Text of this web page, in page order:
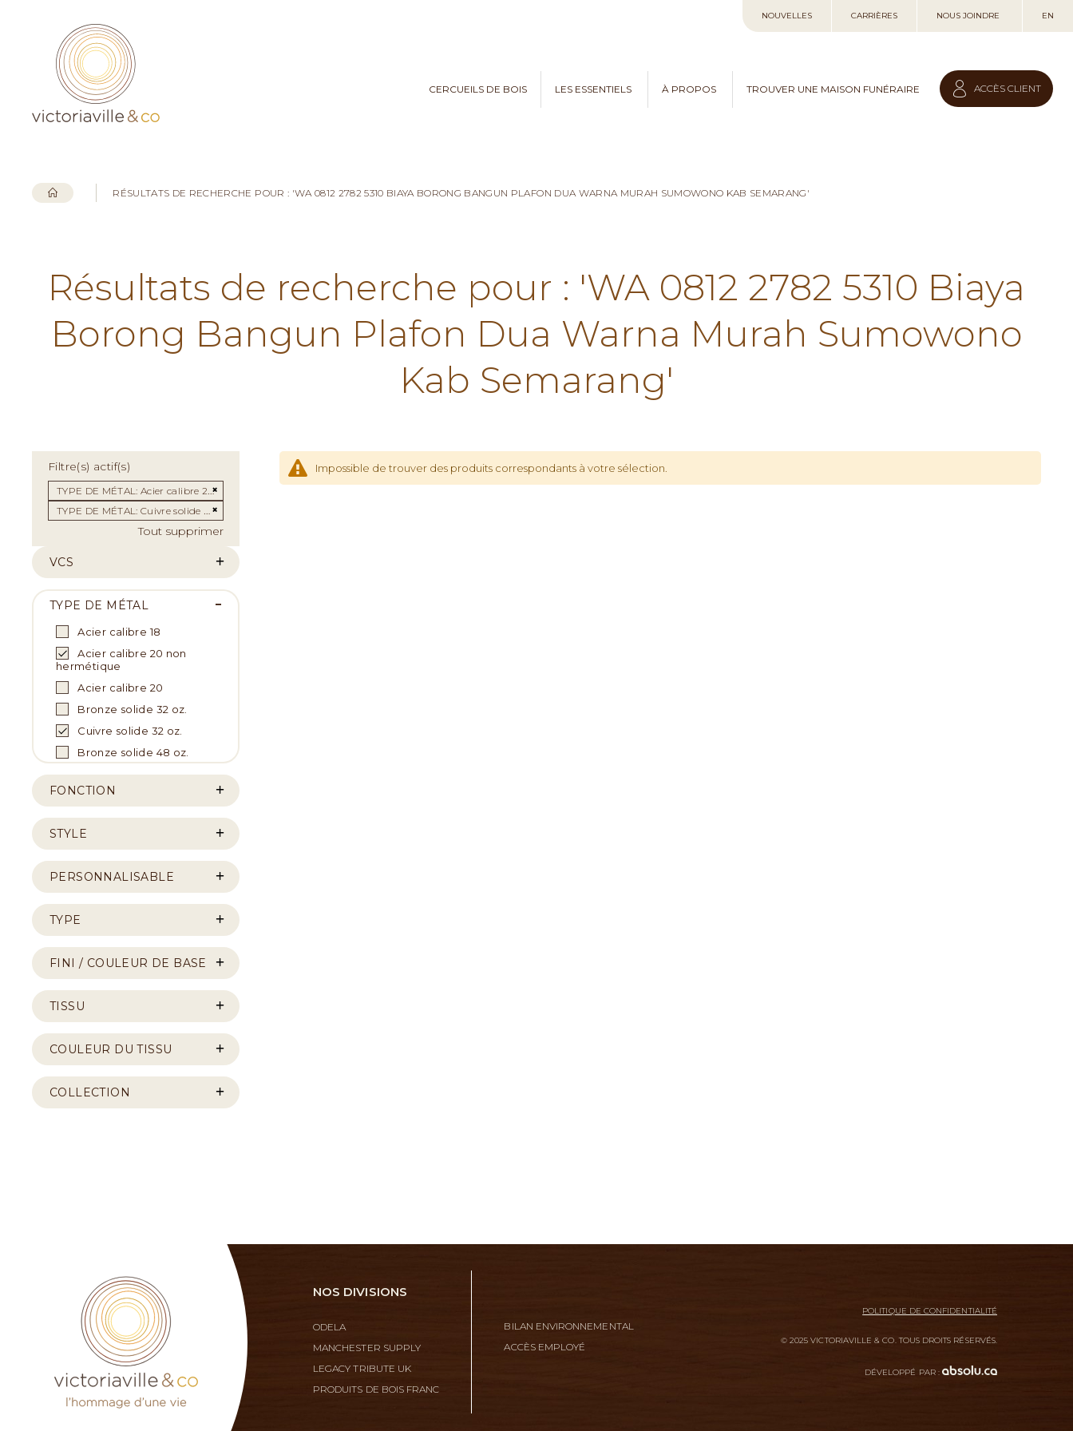
au
NOUVELLES CARRIÈRES NOUS JOINDRE EN
CERCUEILS DE BOIS LES ESSENTIELS À PROPOS TROUVER UNE MAISON FUNÉRAIRE ACCÈS CLIENT
RÉSULTATS DE RECHERCHE POUR : 'WA 0812 2782 5310 BIAYA BORONG BANGUN PLAFON DUA WARNA MURAH SUMOWONO KAB SEMARANG'
Résultats de recherche pour : 'WA 0812 2782 5310 Biaya
Borong Bangun Plafon Dua Warna Murah Sumowono
Kab Semarang'
Impossible de trouver des produits correspondants à votre sélection.
Filtre(s) actif(s)
TYPE DE MÉTAL Acier calibre 20 non hermétique
Supprimer cet Élément
TYPE DE MÉTAL Cuivre solide 32 OZ.
Tout supprimer
VCS
TYPE DE MÉTAL
Acier calibre 18
Acier calibre 20 non
hermétique
Acier calibre 20
Bronze solide 32 oz.
Cuivre solide 32 oz.
Bronze solide 48 oz.
FONCTION
STYLE
PERSONNALISABLE
TYPE
FINI / COULEUR DE BASE
TISSU
COULEUR DU TISSU
COLLECTION
NOS DIVISIONS
ODELA
MANCHESTER SUPPLY
LEGACY TRIBUTE UK
PRODUITS DE BOIS FRANC
BILAN ENVIRONNEMENTAL
ACCÈS EMPLOYÉ
POLITIQUE DE CONFIDENTIALITÉ
© 2025 VICTORIAVILLE & CO. TOUS DROITS RÉSERVÉS.
DÉVELOPPÉ PAR :